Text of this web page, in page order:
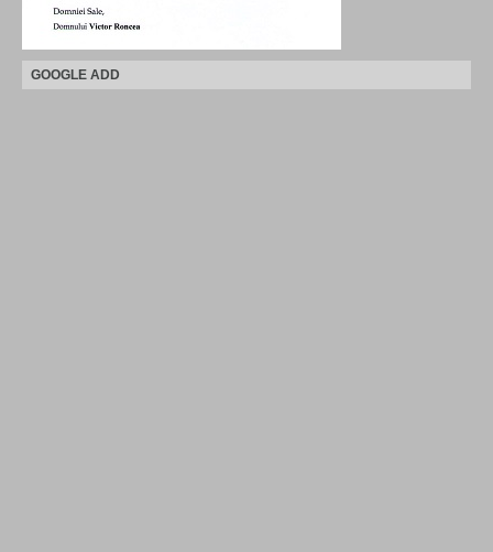
GOOGLE ADD